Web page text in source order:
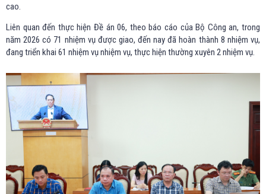
cao.
Liên quan đến thực hiện Đề án 06, theo báo cáo của Bộ Công an, trong
năm 2026 có 71 nhiệm vụ được giao, đến nay đã hoàn thành 8 nhiệm vụ,
đang triển khai 61 nhiệm vụ nhiệm vụ, thực hiện thường xuyên 2 nhiệm vụ.